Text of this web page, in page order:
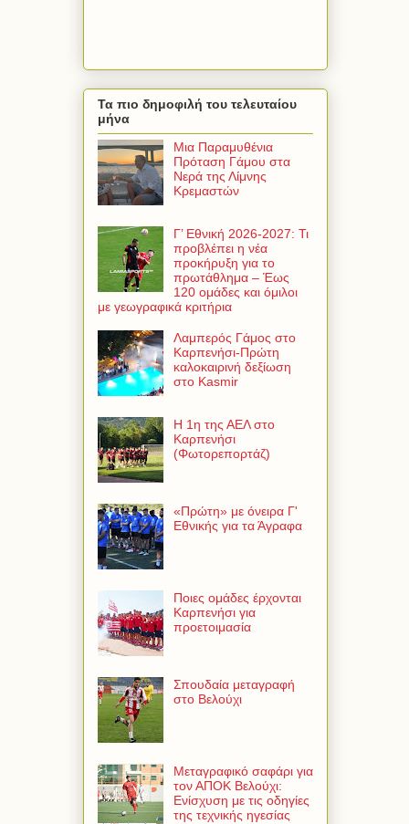
Τα πιο δημοφιλή του τελευταίου
μήνα
Μια Παραμυθένια
Πρόταση Γάμου στα
Νερά της Λίμνης
Κρεμαστών
Γ’ Εθνική 2026-2027: Τι
προβλέπει η νέα
προκήρυξη για το
πρωτάθλημα – Έως
120 ομάδες και όμιλοι
με γεωγραφικά κριτήρια
Λαμπερός Γάμος στο
Καρπενήσι-Πρώτη
καλοκαιρινή δεξίωση
στο Kasmir
Η 1η της ΑΕΛ στο
Καρπενήσι
(Φωτορεπορτάζ)
«Πρώτη» με όνειρα Γ'
Εθνικής για τα Άγραφα
Ποιες ομάδες έρχονται
Καρπενήσι για
προετοιμασία
Σπουδαία μεταγραφή
στο Βελούχι
Μεταγραφικό σαφάρι για
τον ΑΠΟΚ Βελούχι:
Ενίσχυση με τις οδηγίες
της τεχνικής ηγεσίας